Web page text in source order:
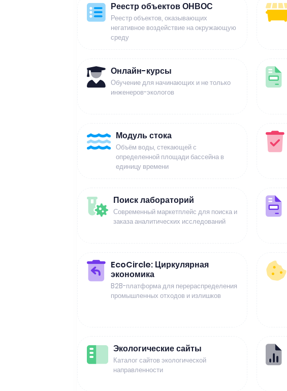
Реестр объектов ОНВОС
Реестр объектов, оказывающих
негативное воздействие на окружающую
среду
Онлайн-курсы
Обучение для начинающих и не только
инженеров-экологов
Модуль стока
Объём воды, стекающей с
определенной площади бассейна в
единицу времени
Поиск лабораторий
Современный маркетплейс для поиска и
заказа аналитических исследований
EcoCircle: Циркулярная
экономика
B2B-платформа для перераспределения
промышленных отходов и излишков
Экологические сайты
Каталог сайтов экологической
направленности